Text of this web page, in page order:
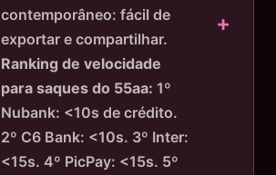
contemporâneo: fácil de
exportar e compartilhar.
Ranking de velocidade
para saques do 55aa: 1º
Nubank: <10s de crédito.
2º C6 Bank: <10s. 3º Inter:
<15s. 4º PicPay: <15s. 5º